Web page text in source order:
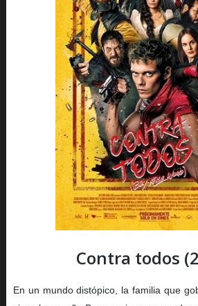
Contra todos
En un mundo distópico, la familia que